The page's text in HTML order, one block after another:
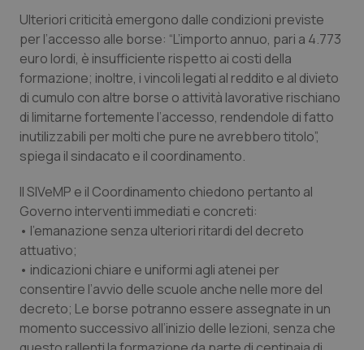
Puglia
Sardegna
Sicilia
Umbria
Valle D’Aosta
Veneto
Malattie rare
Malattia di Crohn & Rettocolite Ulcerosa
Neuroscienze & patologie neurodegenerative
Oftalmologia
Oncodermatologia
Oncoematologia
Oncologia & Nutrizione
Ulteriori criticità emergono dalle condizioni previste
per l’accesso alle borse: “L’importo annuo, pari a 4.773
euro lordi, è insufficiente rispetto ai costi della
formazione; inoltre, i vincoli legati al reddito e al divieto
di cumulo con altre borse o attività lavorative rischiano
di limitarne fortemente l’accesso, rendendole di fatto
inutilizzabili per molti che pure ne avrebbero titolo”,
spiega il sindacato e il coordinamento.
Il SIVeMP e il Coordinamento chiedono pertanto al
Governo interventi immediati e concreti:
• l’emanazione senza ulteriori ritardi del decreto
attuativo;
• indicazioni chiare e uniformi agli atenei per
consentire l’avvio delle scuole anche nelle more del
decreto; Le borse potranno essere assegnate in un
momento successivo all’inizio delle lezioni, senza che